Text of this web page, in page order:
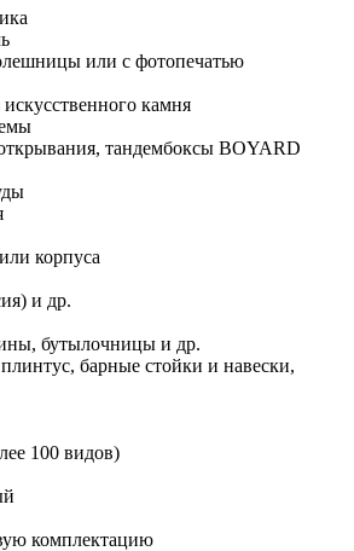
или с фотопечатью
искусственного камня
тандембоксы BOYARD
корпуса
и др.
бутылочницы и др.
барные стойки и навески,
100 видов)
комплектацию